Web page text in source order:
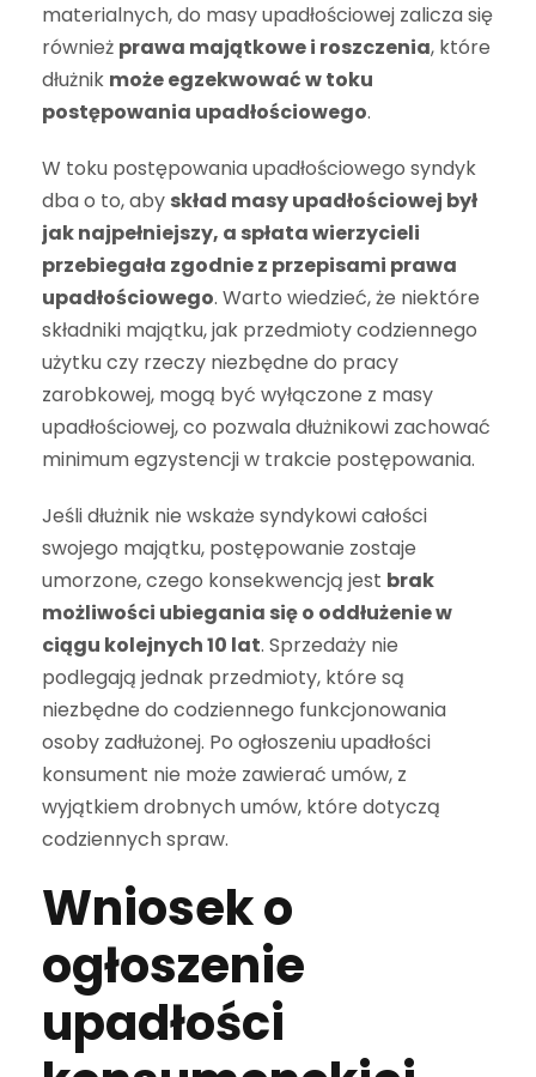
materialnych, do masy upadłościowej zalicza się
również prawa majątkowe i roszczenia, które
dłużnik może egzekwować w toku
postępowania upadłościowego.
W toku postępowania upadłościowego syndyk
dba o to, aby skład masy upadłościowej był
jak najpełniejszy, a spłata wierzycieli
przebiegała zgodnie z przepisami prawa
upadłościowego. Warto wiedzieć, że niektóre
składniki majątku, jak przedmioty codziennego
użytku czy rzeczy niezbędne do pracy
zarobkowej, mogą być wyłączone z masy
upadłościowej, co pozwala dłużnikowi zachować
minimum egzystencji w trakcie postępowania.
Jeśli dłużnik nie wskaże syndykowi całości
swojego majątku, postępowanie zostaje
umorzone, czego konsekwencją jest brak
możliwości ubiegania się o oddłużenie w
ciągu kolejnych 10 lat. Sprzedaży nie
podlegają jednak przedmioty, które są
niezbędne do codziennego funkcjonowania
osoby zadłużonej. Po ogłoszeniu upadłości
konsument nie może zawierać umów, z
wyjątkiem drobnych umów, które dotyczą
codziennych spraw.
Wniosek o
ogłoszenie
upadłości